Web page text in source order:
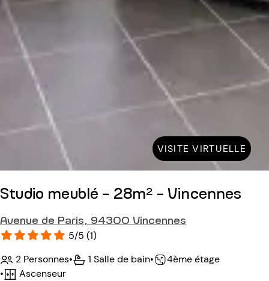
VISITE VIRTUELLE
Studio meublé - 28m² - Vincennes
Avenue de Paris, 94300 Vincennes
5/5 (1)
2 Personnes• 1 Salle de bain•
4ème étage
•
Ascenseur